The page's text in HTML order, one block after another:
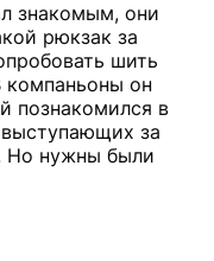
знакомым, они
рюкзак за
шить
компаньоны он
познакомился в
выступающих за
Но нужны были